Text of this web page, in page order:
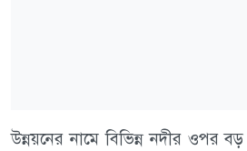
উন্নয়নের নামে বিভিন্ন নদীর ওপর